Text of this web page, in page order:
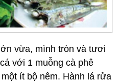
vừa, mình tròn và tươi
với 1 muỗng cà phê
ít bộ nêm. Hành lá rửa